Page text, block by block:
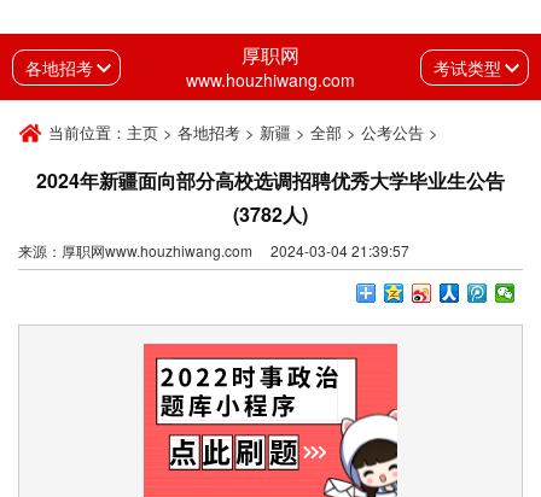
各地招考 厚职网
www.houzhiwang.com 考试类型
当前位置： 主页 > 各地招考 > 新疆 > 全部 > 公考公告 >
2024年新疆面向部分高校选调招聘优秀大学毕业生公告
(3782人)
来源：厚职网www.houzhiwang.com 2024-03-04 21:39:57